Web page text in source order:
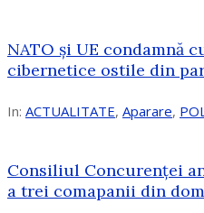
NATO și UE condamnă
cibernetice ostile din
In: ACTUALITATE, Aparare,
Consiliul Concurenţei
a trei comapanii din